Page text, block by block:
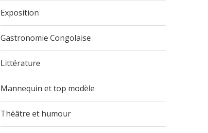
Exposition
Gastronomie Congolaise
Littérature
Mannequin et top modèle
Théâtre et humour